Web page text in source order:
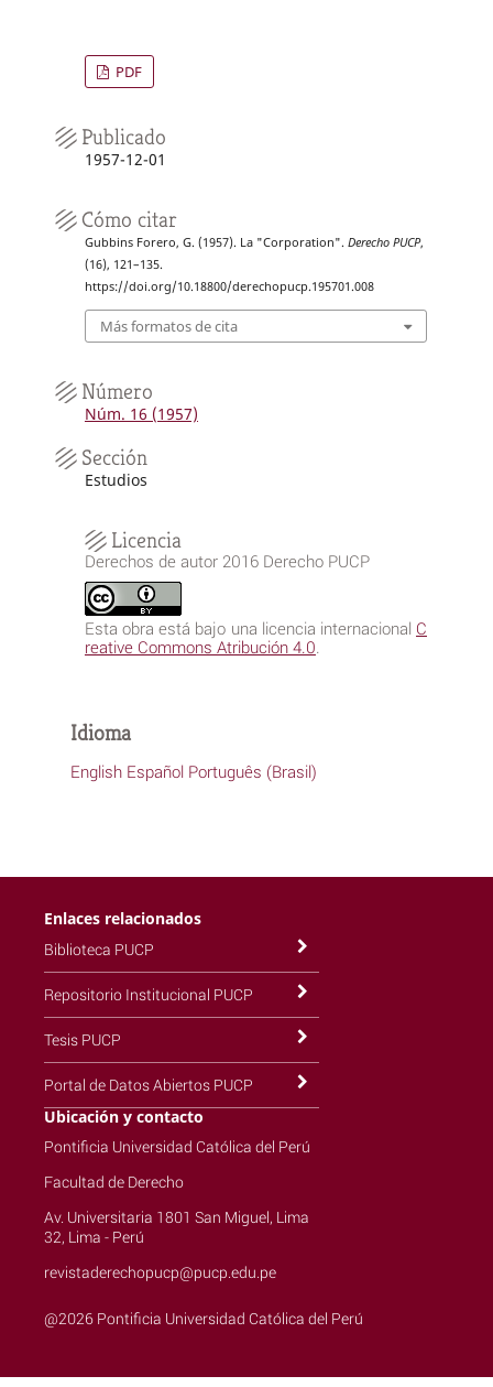
PDF
Publicado
1957-12-01
Cómo citar
Gubbins Forero, G. (1957). La "Corporation". Derecho PUCP,
(16), 121–135.
https://doi.org/10.18800/derechopucp.195701.008
Más formatos de cita
Número
Núm. 16 (1957)
Sección
Estudios
Licencia
Derechos de autor 2016 Derecho PUCP
Esta obra está bajo una licencia internacional C
reative Commons Atribución 4.0
Idioma
English Español Português (Brasil)
Enlaces relacionados
Biblioteca PUCP
Repositorio Institucional PUCP
Tesis PUCP
Portal de Datos Abiertos PUCP
Ubicación y contacto
Pontificia Universidad Católica del Perú
Facultad de Derecho
Av. Universitaria 1801 San Miguel, Lima
32, Lima - Perú
revistaderechopucp@pucp.edu.pe
@2026 Pontificia Universidad Católica del Perú